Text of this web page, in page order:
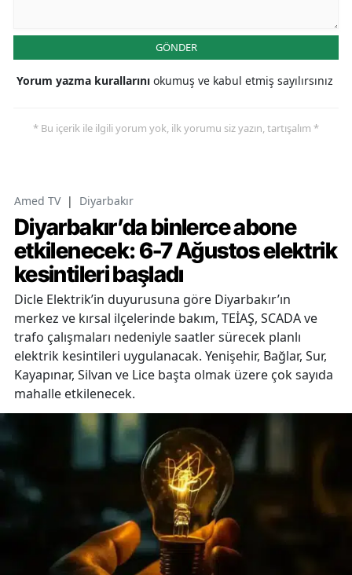
GÖNDER
Yorum yazma kurallarını okumuş ve kabul etmiş sayılırsınız
* Bu içerik ile ilgili yorum yok, ilk yorumu siz yazın, tartışalım *
Amed TV | Diyarbakır
Diyarbakır’da binlerce abone
etkilenecek: 6-7 Ağustos elektrik
kesintileri başladı
Dicle Elektrik’in duyurusuna göre Diyarbakır’ın
merkez ve kırsal ilçelerinde bakım, TEİAŞ, SCADA ve
trafo çalışmaları nedeniyle saatler sürecek planlı
elektrik kesintileri uygulanacak. Yenişehir, Bağlar, Sur,
Kayapınar, Silvan ve Lice başta olmak üzere çok sayıda
mahalle etkilenecek.